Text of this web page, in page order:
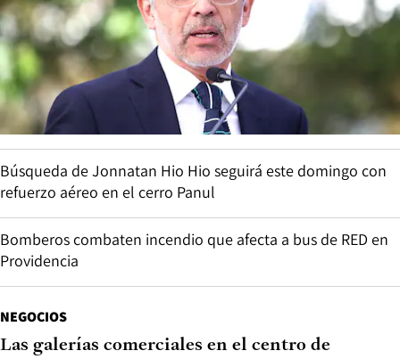
Búsqueda de Jonnatan Hio Hio seguirá este domingo con
refuerzo aéreo en el cerro Panul
Bomberos combaten incendio que afecta a bus de RED en
Providencia
NEGOCIOS
Las galerías comerciales en el centro de